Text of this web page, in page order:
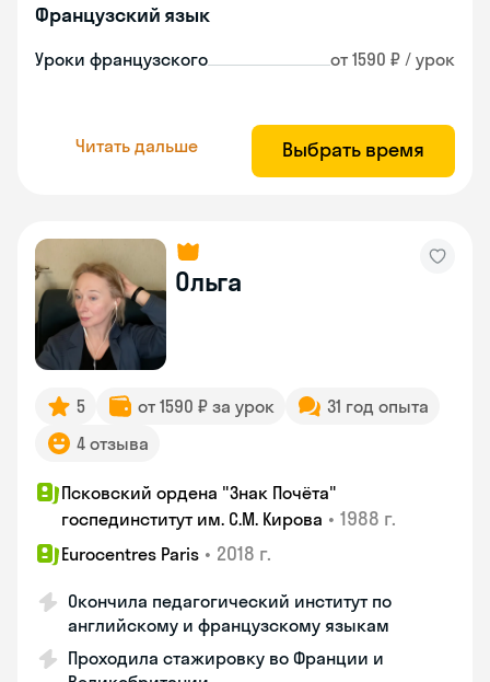
Французский язык
Уроки французского от 1590 ₽ / урок
Читать дальше Выбрать время
Ольга
5 от 1590 ₽ за урок
31 год опыта
4 отзыва
Псковский ордена "Знак Почёта"
госпединститут им. С.М. Кирова • 1988 г.
Eurocentres Paris • 2018 г.
Окончила педагогический институт по
английскому и французскому языкам
Проходила стажировку во Франции и